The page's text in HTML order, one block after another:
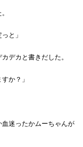
と」
デカと書きだした。
か？」
迷ったかムーちゃんが